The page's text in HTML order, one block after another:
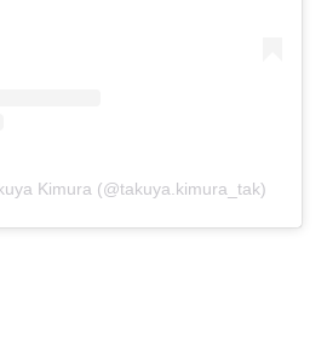
Kimura (@takuya.kimura_tak)